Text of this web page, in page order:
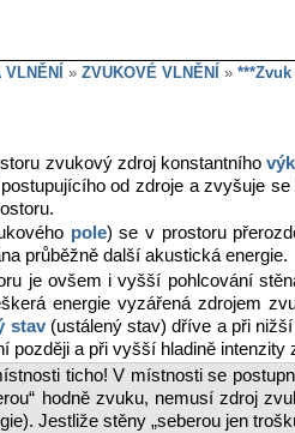
» ZVUKOVÉ VLNĚNÍ »
zvukový zdroj konstantního
postupujícího od zdroje a zvyšuje
pole) se v prostoru
průběžně další akustická energie.
je ovšem i vyšší pohlcování
energie vyzářená zdrojem
stav(ustálený stav) dříve a při nižší
později a při vyšší hladině intenzity
ticho! V místnosti se
hodně zvuku, nemusí zdroj
Jestliže stěny „seberou jen